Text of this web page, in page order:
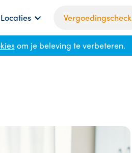
Locaties Vergoedingscheck
om je beleving te verbeteren.